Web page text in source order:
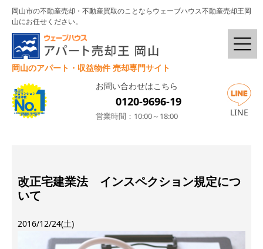
岡山市の不動産売却・不動産買取のことならウェーブハウス不動産売却王岡
山にお任せください。
岡山のアパート・収益物件 売却専門サイト
お問い合わせはこちら
0120-9696-19
営業時間：10:00～18:00 LINE
改正宅建業法 インスペクション規定につ
いて
2016/12/24(土)